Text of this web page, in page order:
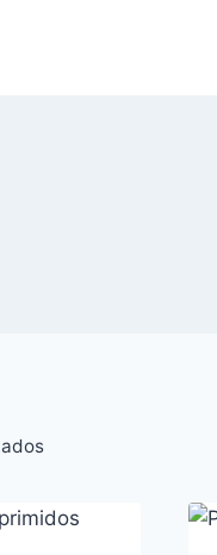
Ordenado
popularidad